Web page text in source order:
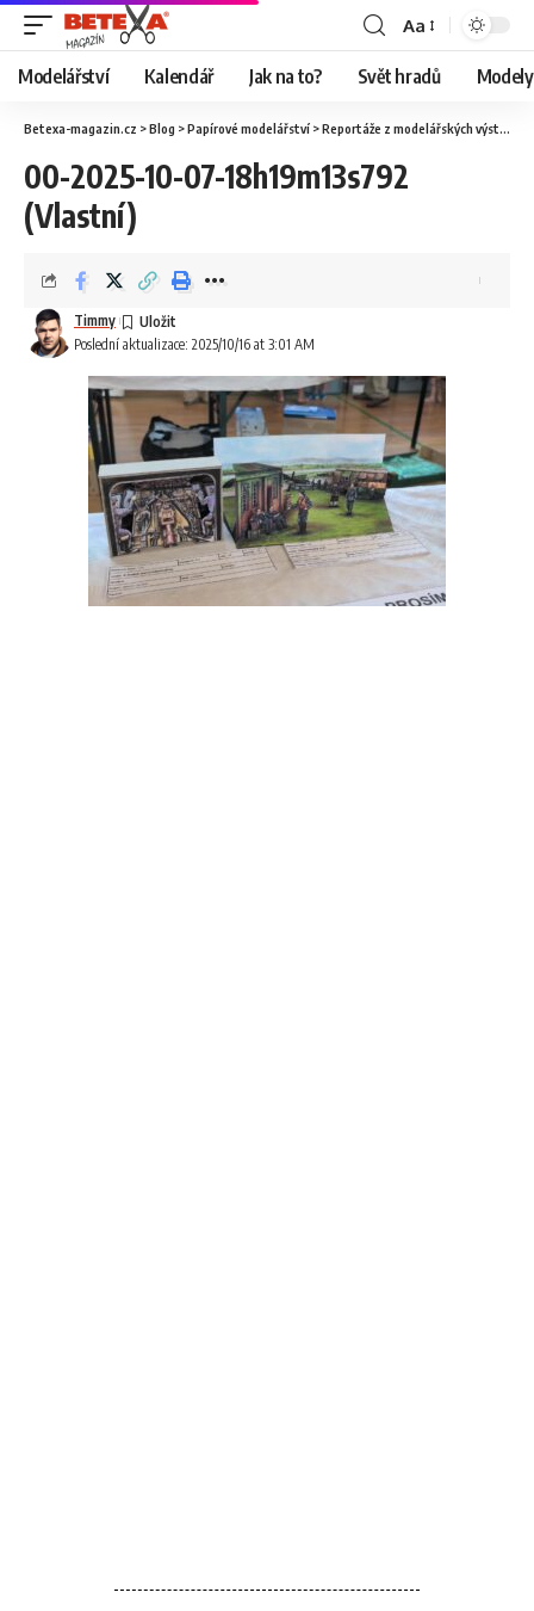
Aa
Modelářství Kalendář Jak na to? Svět hradů
Betexa-magazin.cz >Blog >Papírové modelářství >Reportáže z modelářských výstav
00-2025-10-07-18h19m13s792
(Vlastní)
Poslední aktualizace: 2025/10/16 at 3:01 AM
Timmy